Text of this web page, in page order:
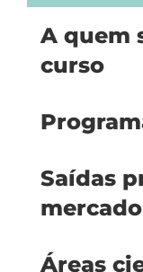
A quem
curso
Saídas
Áreas